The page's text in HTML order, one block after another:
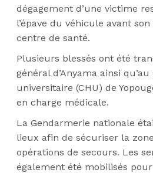
dégagement d’une victime
l’épave du véhicule avant
centre de santé.
Plusieurs blessés ont été
général d’Anyama ainsi
universitaire (CHU) de
en charge médicale.
La Gendarmerie nationale
lieux afin de sécuriser la
opérations de secours. Les
également été mobilisés pour